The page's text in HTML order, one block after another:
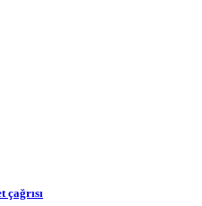
çağrısı